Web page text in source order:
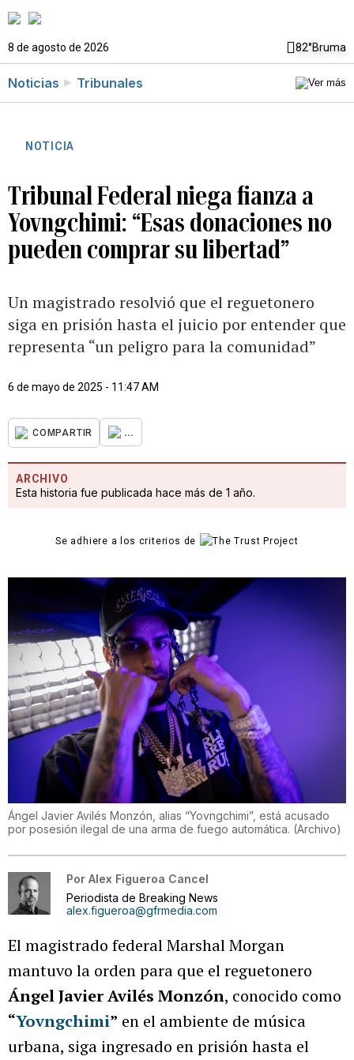
8 de agosto de 2026 82°Bruma
Noticias Tribunales
NOTICIA
Tribunal Federal niega fianza a
Yovngchimi: “Esas donaciones no
pueden comprar su libertad”
Un magistrado resolvió que el reguetonero
siga en prisión hasta el juicio por entender que
representa “un peligro para la comunidad”
6 de mayo de 2025 - 11:47 AM
COMPARTIR ...
ARCHIVO
Esta historia fue publicada hace más de 1 año.
Se adhiere a los criterios de
Ángel Javier Avilés Monzón, alias “Yovngchimi”, está acusado
por posesión ilegal de una arma de fuego automática. (Archivo)
Por Alex Figueroa Cancel
Periodista de Breaking News
alex.figueroa@gfrmedia.com
El magistrado federal Marshal Morgan
mantuvo la orden para que el reguetonero
Ángel Javier Avilés Monzón, conocido como
“Yovngchimi” en el ambiente de música
urbana, siga ingresado en prisión hasta el